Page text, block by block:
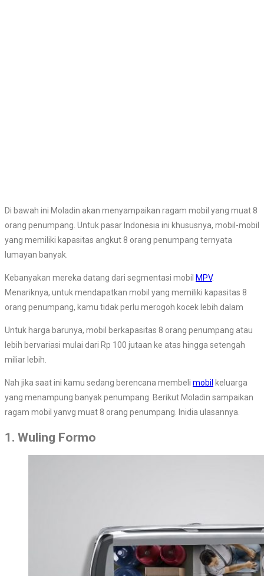
Di bawah ini Moladin akan menyampaikan ragam mobil yang muat 8
orang penumpang. Untuk pasar Indonesia ini khususnya, mobil-mobil
yang memiliki kapasitas angkut 8 orang penumpang ternyata
lumayan banyak.
Kebanyakan mereka datang dari segmentasi mobil MPV.
Menariknya, untuk mendapatkan mobil yang memiliki kapasitas 8
orang penumpang, kamu tidak perlu merogoh kocek lebih dalam
Untuk harga barunya, mobil berkapasitas 8 orang penumpang atau
lebih bervariasi mulai dari Rp 100 jutaan ke atas hingga setengah
miliar lebih.
Nah jika saat ini kamu sedang berencana membeli mobil keluarga
yang menampung banyak penumpang. Berikut Moladin sampaikan
ragam mobil yanvg muat 8 orang penumpang. Inidia ulasannya.
1. Wuling Formo